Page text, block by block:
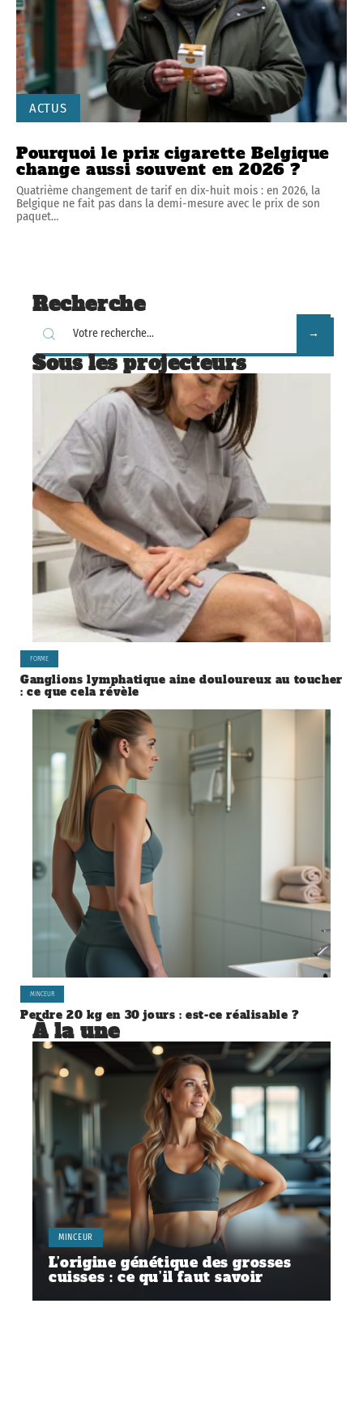
ACTUS
Pourquoi le prix cigarette Belgique
change aussi souvent en 2026 ?
Quatrième changement de tarif en dix-huit mois : en 2026, la
Belgique ne fait pas dans la demi-mesure avec le prix de son
paquet…
Recherche
Sous les projecteurs
FORME
Ganglions lymphatique aine douloureux au toucher
: ce que cela révèle
MINCEUR
Perdre 20 kg en 30 jours : est-ce réalisable ?
À la une
MINCEUR
L’origine génétique des grosses
cuisses : ce qu’il faut savoir